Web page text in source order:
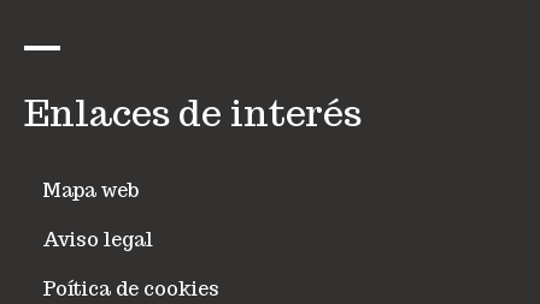
Enlaces de interés
Mapa web
Aviso legal
Poítica de cookies